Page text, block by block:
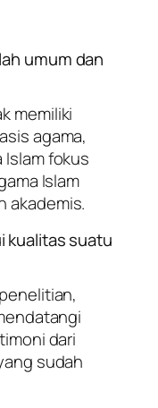
umum dan
memiliki
agama,
fokus
Islam
akademis.
kualitas suatu
dari
sudah